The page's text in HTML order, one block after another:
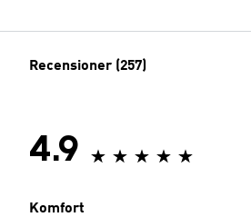
Recensioner (257)
4.9
Komfort